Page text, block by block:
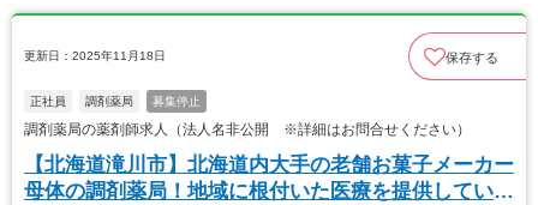
更新日：2025年11月18日 保存する
正社員 調剤薬局 募集停止
調剤薬局の薬剤師求人（法人名非公開 ※詳細はお問合せください）
【北海道滝川市】北海道内大手の老舗お菓子メーカー
母体の調剤薬局！地域に根付いた医療を提供していま